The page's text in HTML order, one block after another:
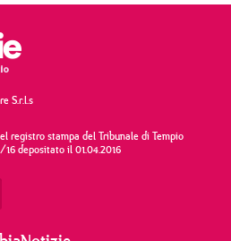
S.r.l.s
registro stampa del Tribunale di Tempio
16 depositato il 01.04.2016